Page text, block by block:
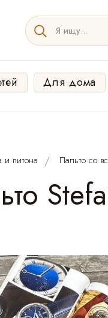
Для дома
питона Пальто со